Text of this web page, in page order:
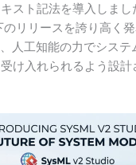
スト記法を導入しま
リリースを誇り高く発
、人工知能の力でシステ
け入れられるよう設